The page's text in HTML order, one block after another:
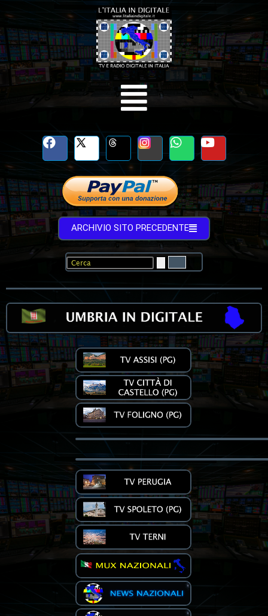
ARCHIVIO SITO PRECEDENTE